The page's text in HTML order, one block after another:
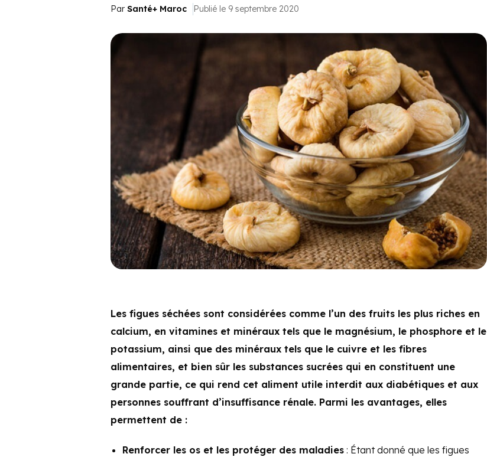
Par Santé+ Maroc Publié le 9 septembre 2020
Les figues séchées sont considérées comme l’un des fruits les plus riches en
calcium, en vitamines et minéraux tels que le magnésium, le phosphore et le
potassium, ainsi que des minéraux tels que le cuivre et les fibres
alimentaires, et bien sûr les substances sucrées qui en constituent une
grande partie, ce qui rend cet aliment utile interdit aux diabétiques et aux
personnes souffrant d’insuffisance rénale. Parmi les avantages, elles
permettent de :
Renforcer les os et les protéger des maladies : Étant donné que les figues